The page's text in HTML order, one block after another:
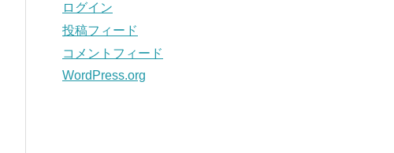
ログイン
投稿フィード
コメントフィード
WordPress.org